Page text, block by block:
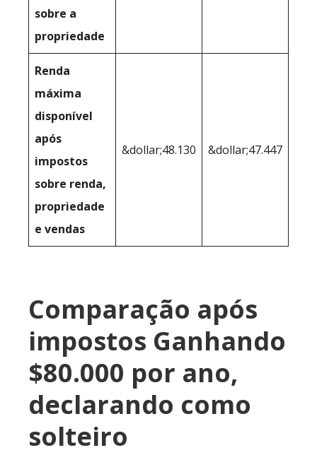
sobre a
propriedade
Renda
máxima
disponível
após
impostos
sobre renda,
propriedade
e vendas
&dollar;48.130 &dollar;47.447
Comparação após
impostos Ganhando
$80.000 por ano,
declarando como
solteiro